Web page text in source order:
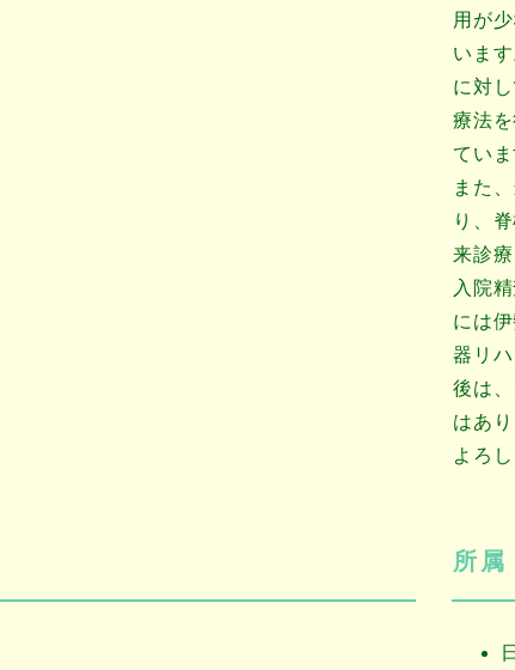
用が
いま
に対
療法
ていま
また
り、
来診
入院
には
器リ
後は
はあ
よろ
所属